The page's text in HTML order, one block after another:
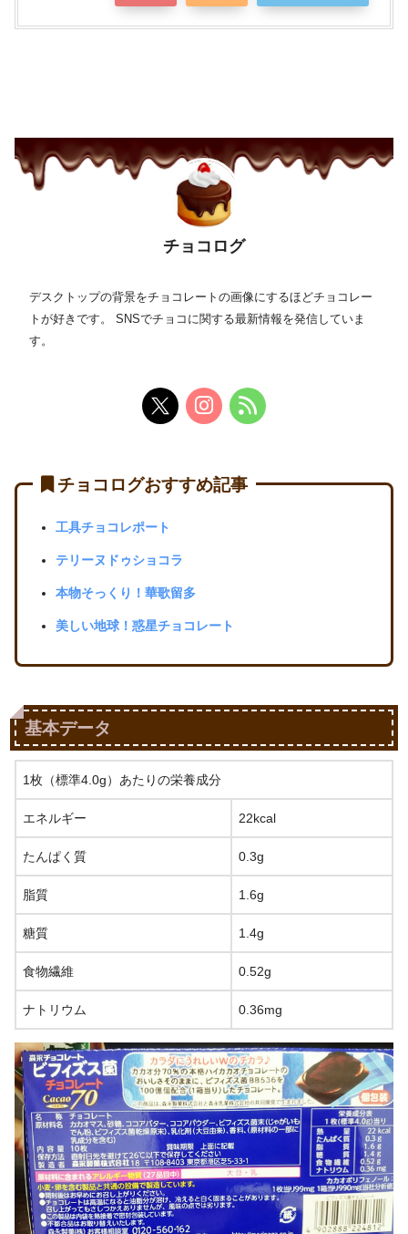
チョコログ
デスクトップの背景をチョコレートの画像にするほどチョコレー
トが好きです。 SNSでチョコに関する最新情報を発信していま
す。
チョコログおすすめ記事
工具チョコレポート
テリーヌドゥショコラ
本物そっくり！華歌留多
美しい地球！惑星チョコレート
基本データ
1枚（標準4.0g）あたりの栄養成分
エネルギー 22kcal
たんぱく質 0.3g
脂質 1.6g
糖質 1.4g
食物繊維 0.52g
ナトリウム 0.36mg